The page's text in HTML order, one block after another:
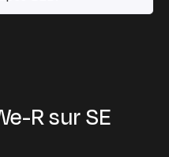
R sur SE